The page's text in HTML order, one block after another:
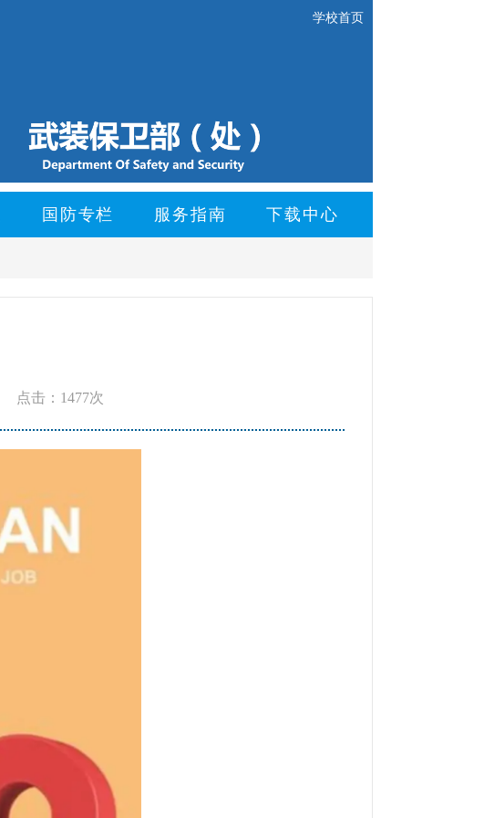
学校首页
国防专栏 服务指南 下载中心
点击：1477次